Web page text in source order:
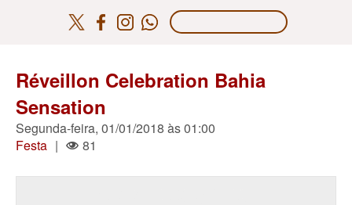
Réveillon Celebration Bahia
Sensation
Segunda-feira, 01/01/2018 às 01:00
Festa | 81